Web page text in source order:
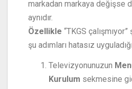
markadan markaya değişse
aynıdır.
Özellikle “TKGS
şu adımları hatasız
Televizyonunuzun
Kurulum sekmesine